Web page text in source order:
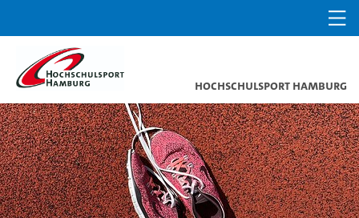
Hochschulsport Hamburg